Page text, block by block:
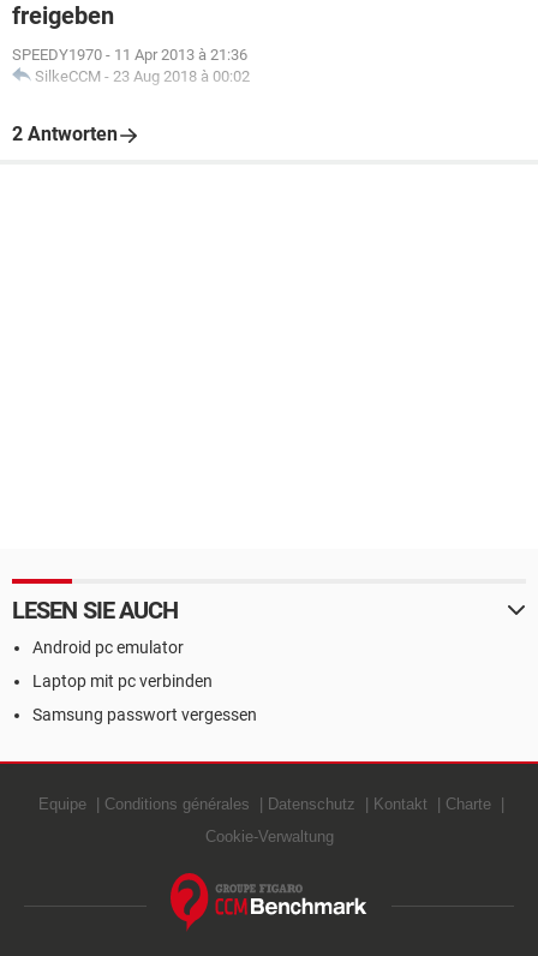
freigeben
SPEEDY1970 - 11 Apr 2013 à 21:36
SilkeCCM - 23 Aug 2018 à 00:02
2 Antworten
LESEN SIE AUCH
Android pc emulator
Laptop mit pc verbinden
Samsung passwort vergessen
Equipe Conditions générales Datenschutz Kontakt
Charte
Cookie-Verwaltung